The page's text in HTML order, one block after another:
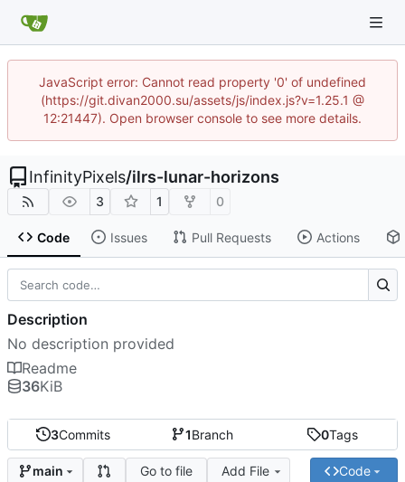
JavaScript error: Cannot read property '0' of undefined
(https://git.divan2000.su/assets/js/index.js?v=1.25.1 @
12:21447). Open browser console to see more details.
InfinityPixels/ilrs-lunar-horizons
3 1 0
Code Issues Pull Requests Actions
3Commits 1Branch 0Tags
main Go to file Add File Code
Description
No description provided
Readme
36KiB